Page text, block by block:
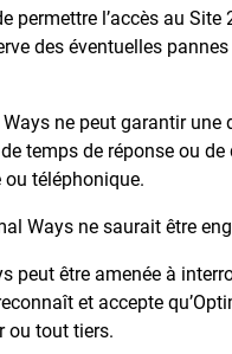
permettre l’accès au
des éventuelles
ne peut garantir
temps de réponse ou
téléphonique.
Ways ne saurait être
peut être amenée à
et accepte
ou tout tiers.